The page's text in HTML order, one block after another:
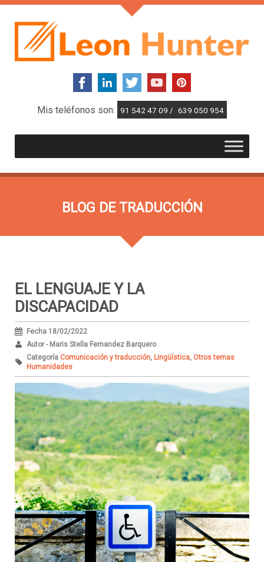
Mis teléfonos son: 91 542 47 09 / 639 050 954
BLOG DE TRADUCCIÓN
EL LENGUAJE Y LA
DISCAPACIDAD
Fecha 18/02/2022
Autor - Maris Stella Fernandez Barquero
Categoría Comunicación y traducción, Lingüística, Otros temas
Humanidades